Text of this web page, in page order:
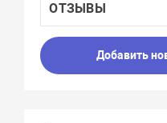
ОТЗЫВЫ
Добавить